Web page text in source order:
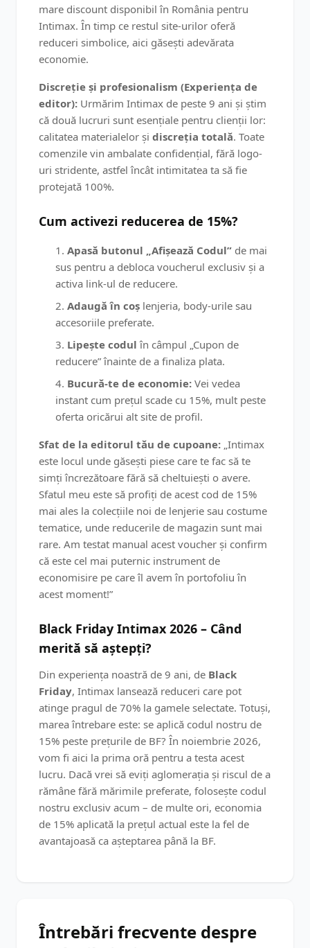
mare discount disponibil în România pentru
Intimax. În timp ce restul site-urilor oferă
reduceri simbolice, aici găsești adevărata
economie.
Discreție și profesionalism (Experiența de
editor): Urmărim Intimax de peste 9 ani și știm
că două lucruri sunt esențiale pentru clienții lor:
calitatea materialelor și discreția totală. Toate
comenzile vin ambalate confidențial, fără logo-
uri stridente, astfel încât intimitatea ta să fie
protejată 100%.
Cum activezi reducerea de 15%?
Apasă butonul „Afișează Codul” de mai
sus pentru a debloca voucherul exclusiv și a
activa link-ul de reducere.
Adaugă în coș lenjeria, body-urile sau
accesoriile preferate.
Lipește codul în câmpul „Cupon de
reducere” înainte de a finaliza plata.
Bucură-te de economie: Vei vedea
instant cum prețul scade cu 15%, mult peste
oferta oricărui alt site de profil.
Sfat de la editorul tău de cupoane: „Intimax
este locul unde găsești piese care te fac să te
simți încrezătoare fără să cheltuiești o avere.
Sfatul meu este să profiți de acest cod de 15%
mai ales la colecțiile noi de lenjerie sau costume
tematice, unde reducerile de magazin sunt mai
rare. Am testat manual acest voucher și confirm
că este cel mai puternic instrument de
economisire pe care îl avem în portofoliu în
acest moment!”
Black Friday Intimax 2026 – Când
merită să aștepți?
Din experiența noastră de 9 ani, de Black
Friday, Intimax lansează reduceri care pot
atinge pragul de 70% la gamele selectate. Totuși,
marea întrebare este: se aplică codul nostru de
15% peste prețurile de BF? În noiembrie 2026,
vom fi aici la prima oră pentru a testa acest
lucru. Dacă vrei să eviți aglomerația și riscul de a
rămâne fără mărimile preferate, folosește codul
nostru exclusiv acum – de multe ori, economia
de 15% aplicată la prețul actual este la fel de
avantajoasă ca așteptarea până la BF.
Întrebări frecvente despre